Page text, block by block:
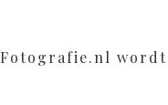
Fotografie.nl wordt